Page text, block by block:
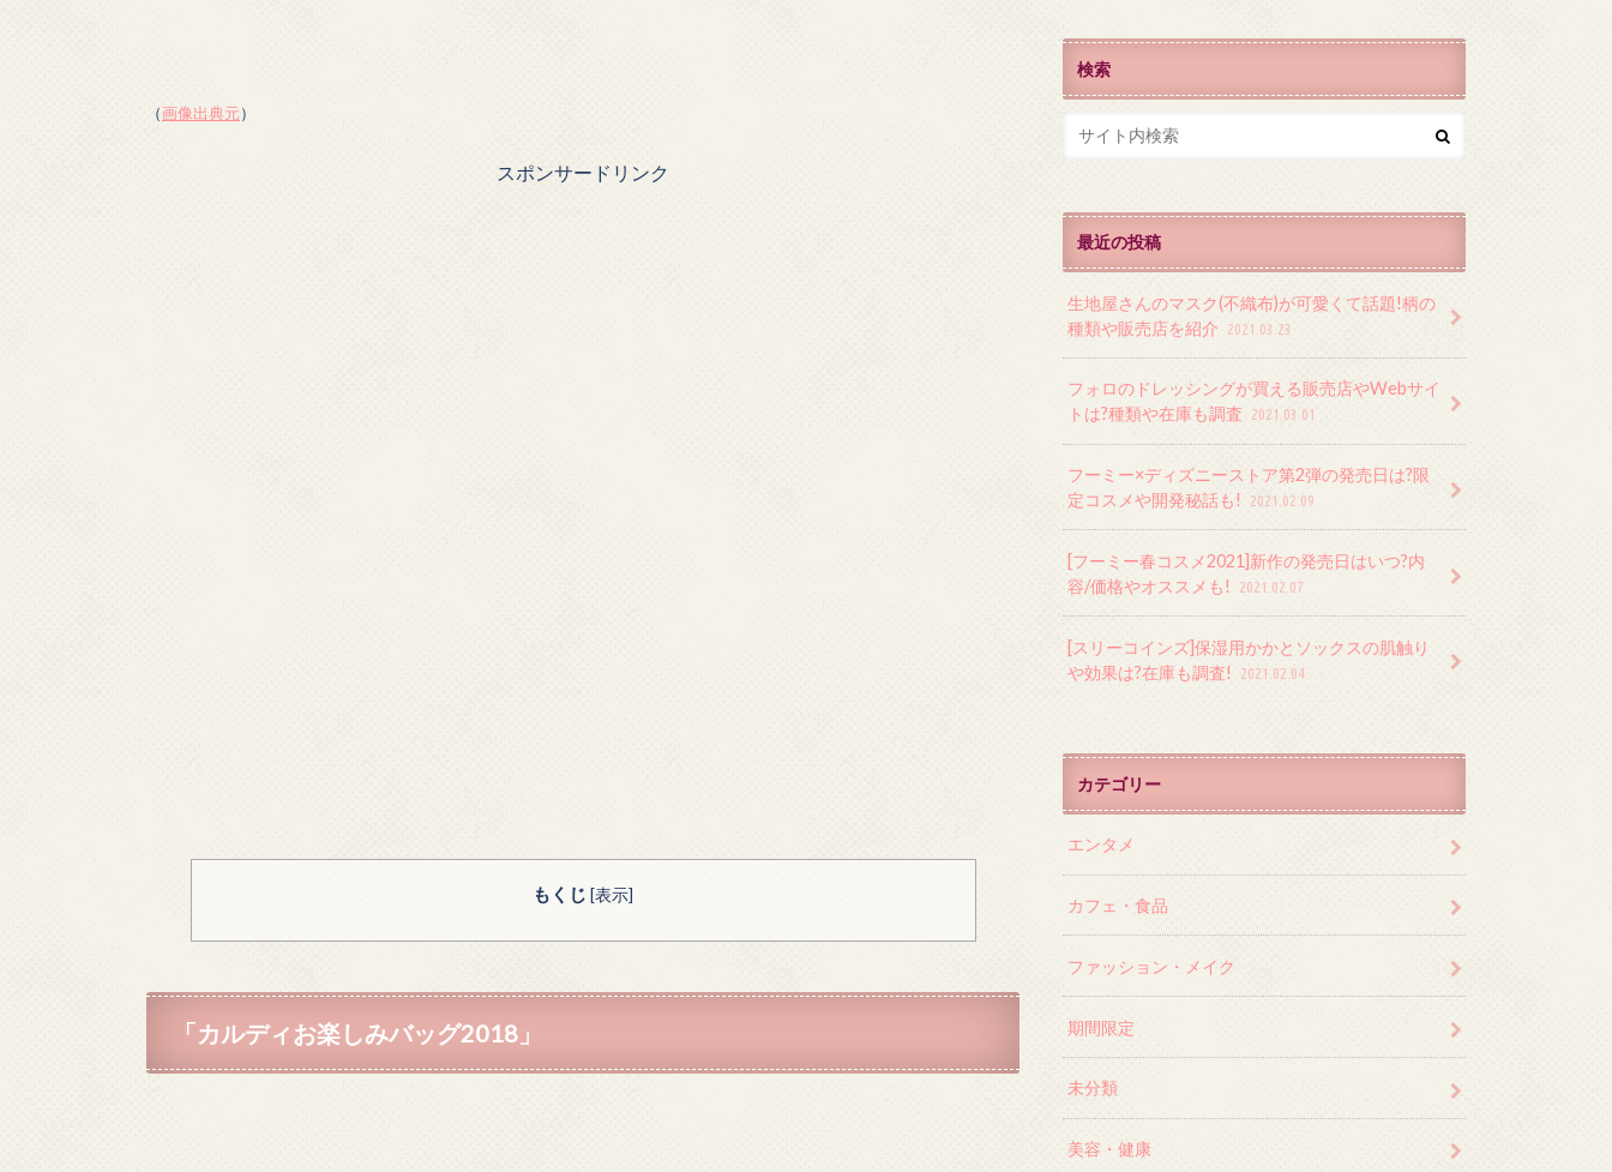
（画像出典元）
スポンサードリンク
もくじ [表示]
「カルディお楽しみバッグ2018」
検索
最近の投稿
生地屋さんのマスク(不織布)が可愛くて話題!柄の
種類や販売店を紹介
2021.03.23
フォロのドレッシングが買える販売店やWebサイ
トは?種類や在庫も調査
2021.03.01
フーミー×ディズニーストア第2弾の発売日は?限
定コスメや開発秘話も!
2021.02.09
[フーミー春コスメ2021]新作の発売日はいつ?内
容/価格やオススメも!
2021.02.07
[スリーコインズ]保湿用かかとソックスの肌触り
や効果は?在庫も調査!
2021.02.04
カテゴリー
エンタメ
カフェ・食品
ファッション・メイク
期間限定
未分類
美容・健康